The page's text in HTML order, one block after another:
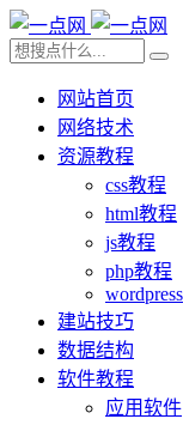
网站首页
网络技术
资源教程
css教程
html教程
js教程
php教程
wordpress
建站技巧
数据结构
软件教程
应用软件